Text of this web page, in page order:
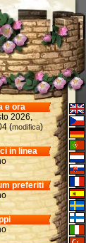
e ora
2026,
(modifica)
in linea
preferiti